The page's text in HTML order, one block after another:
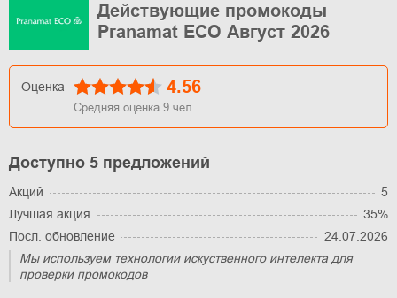
Действующие промокоды
Pranamat ECO Август 2026
Оценка 4.56
Средняя оценка 9 чел.
Доступно 5 предложений
Акций
5
Лучшая акция
35%
Посл. обновление
24.07.2026
Мы используем технологии искуственного интелекта для
проверки промокодов